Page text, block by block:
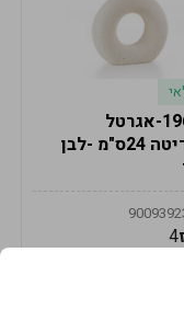
19619/8-אגרטל
אפרודיטה 24ס"מ -לבן
4